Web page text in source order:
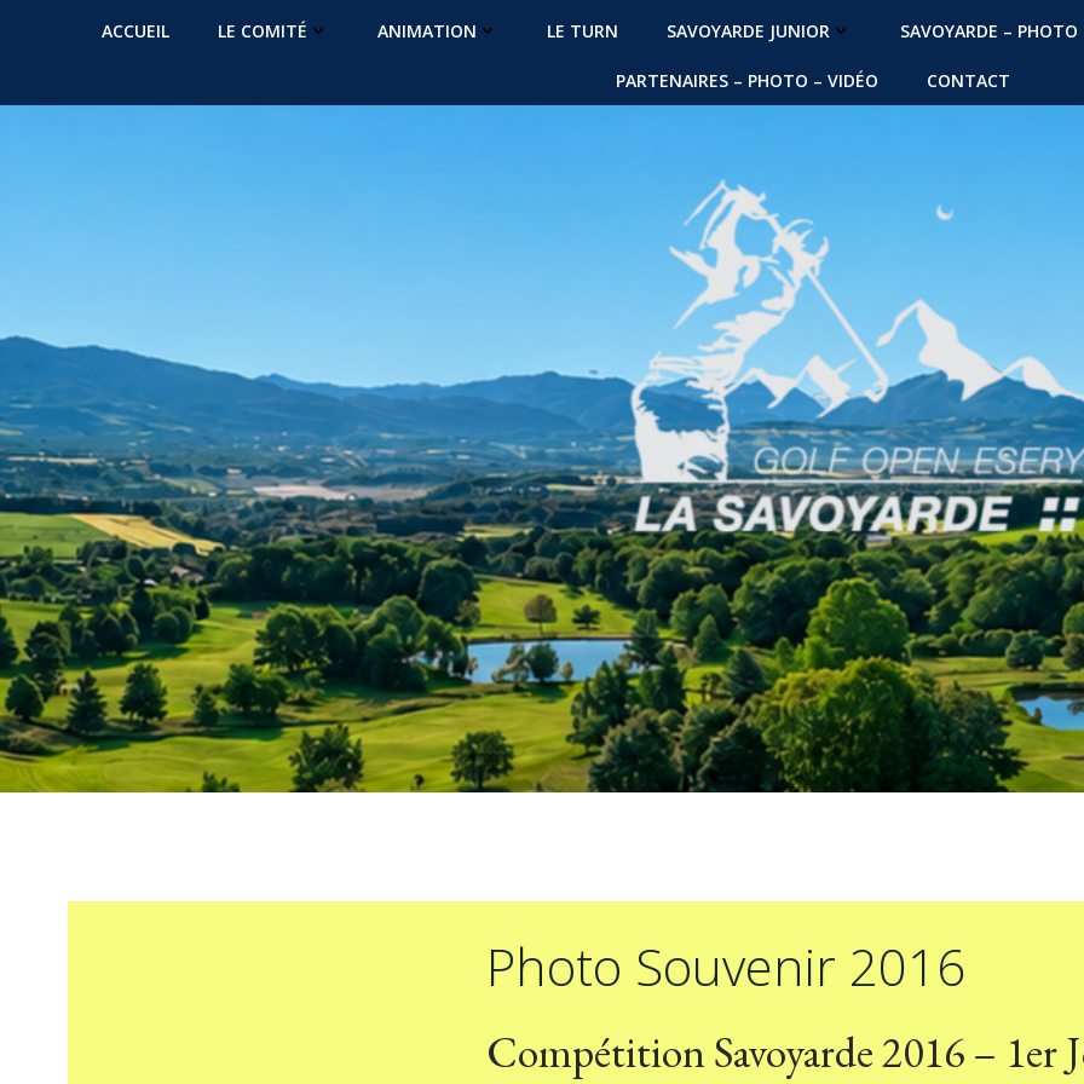
ACCUEIL LE COMITÉ ANIMATION LE TURN SAVOYARDE JUNIOR SAVOYARDE –
PARTENAIRES – PHOTO – VIDÉO CONTACT
Photo Souvenir 2016
Compétition Savoyarde 2016 – 1er